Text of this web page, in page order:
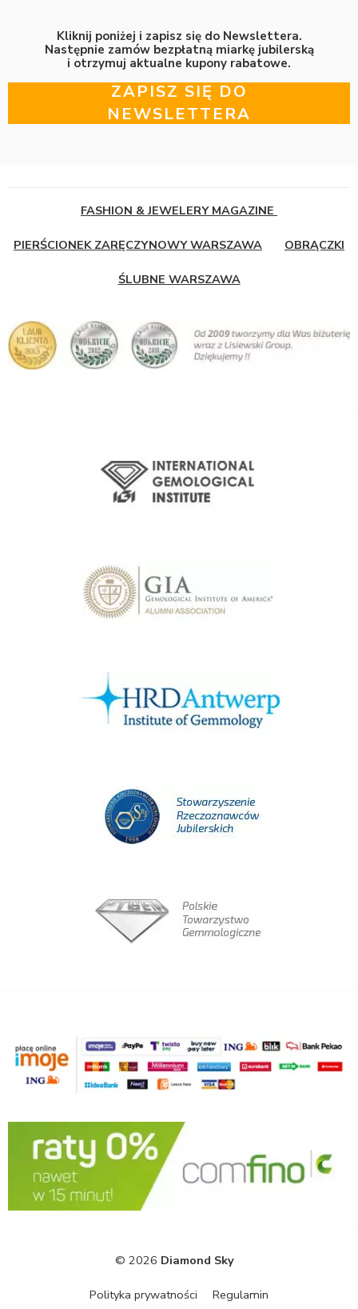
Kliknij poniżej i zapisz się do Newslettera.
Następnie zamów bezpłatną miarkę jubilerską
i otrzymuj aktualne kupony rabatowe.
ZAPISZ SIĘ DO
NEWSLETTERA
FASHION & JEWELERY MAGAZINE
PIERŚCIONEK ZARĘCZYNOWY WARSZAWA OBRĄCZKI
ŚLUBNE WARSZAWA
© 2026 Diamond Sky
Polityka prywatności Regulamin